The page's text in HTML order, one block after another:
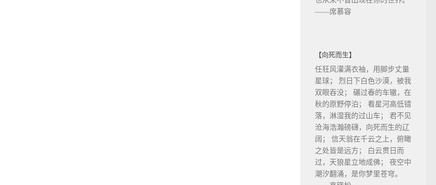
——席慕容
【向死而生】
任狂风灌满衣袖，用脚步丈量
星球； 烈日下白色沙漠，被我
双眼吞没； 碾过春的车辙，在
秋的原野停泊； 看星河高低错
落，淋湿我的过山车； 君不见
沧海浩瀚磅礴，向死而生的辽
阔； 信天翁在千云之上，俯瞰
之处皆是远方； 白云贯日而
过，天狼星立地成佛； 夜空中
潮汐翻涌，是你梦里苍穹。